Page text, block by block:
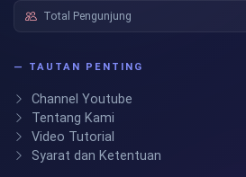
Total Pengunjung
— TAUTAN PENTING
Channel Youtube
Tentang Kami
Video Tutorial
Syarat dan Ketentuan